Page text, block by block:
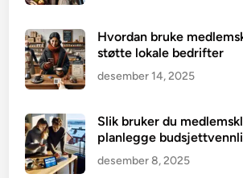
Hvordan bruke
støtte lokale bedrifter
desember 14, 2025
Slik bruker du
planlegge
desember 8, 2025